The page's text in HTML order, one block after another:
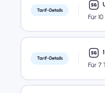
Tarif-Details
Für
Tarif-Details
Für 7